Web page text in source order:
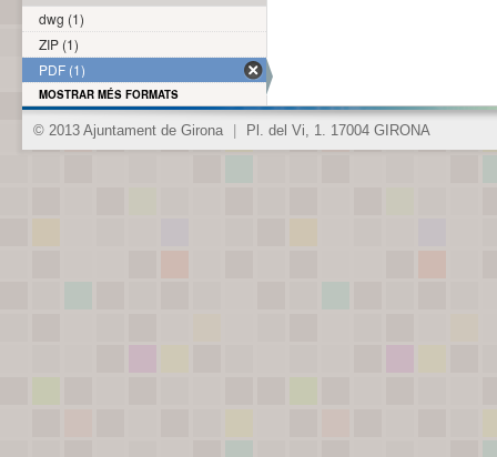
dwg (1)
ZIP (1)
PDF (1)
MOSTRAR MÉS FORMATS
© 2013 Ajuntament de Girona Pl. del Vi, 1. 17004 GIRONA